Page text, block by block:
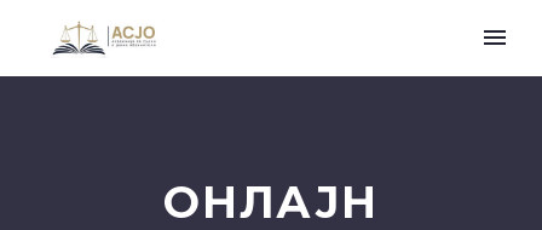
ОНЛАЈН